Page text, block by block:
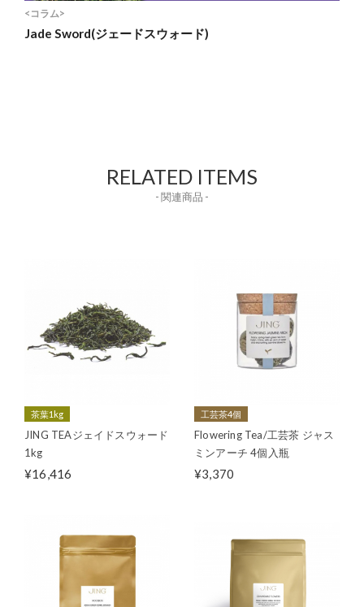
<コラム>
Jade Sword(ジェードスウォード)
RELATED ITEMS
- 関連商品 -
茶葉1kg
JING TEAジェイドスウォード
1kg
¥16,416
工芸茶4個
Flowering Tea/工芸茶 ジャス
ミンアーチ 4個入瓶
¥3,370